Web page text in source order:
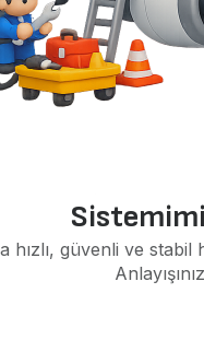
hızlı, güvenli ve